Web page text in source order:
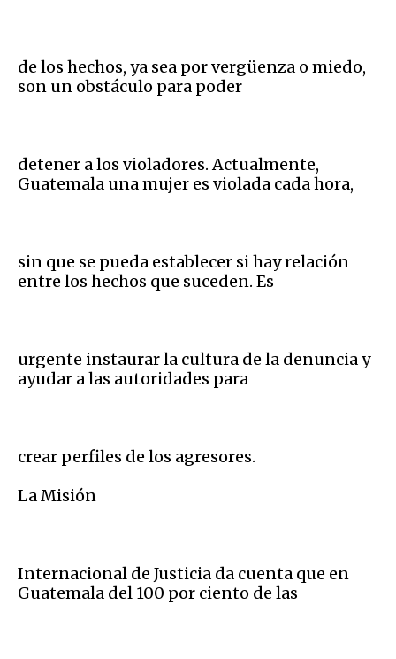
de los hechos, ya sea por vergüenza o miedo,
son un obstáculo para poder
detener a los violadores. Actualmente,
Guatemala una mujer es violada cada hora,
sin que se pueda establecer si hay relación
entre los hechos que suceden. Es
urgente instaurar la cultura de la denuncia y
ayudar a las autoridades para
crear perfiles de los agresores.
La Misión
Internacional de Justicia da cuenta que en
Guatemala del 100 por ciento de las